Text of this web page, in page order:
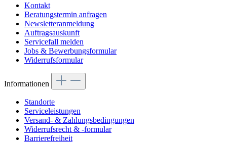
Kontakt
Beratungstermin anfragen
Newsletteranmeldung
Auftragsauskunft
Servicefall melden
Jobs & Bewerbungsformular
Widerrufsformular
Informationen
Standorte
Serviceleistungen
Versand- & Zahlungsbedingungen
Widerrufsrecht & -formular
Barrierefreiheit